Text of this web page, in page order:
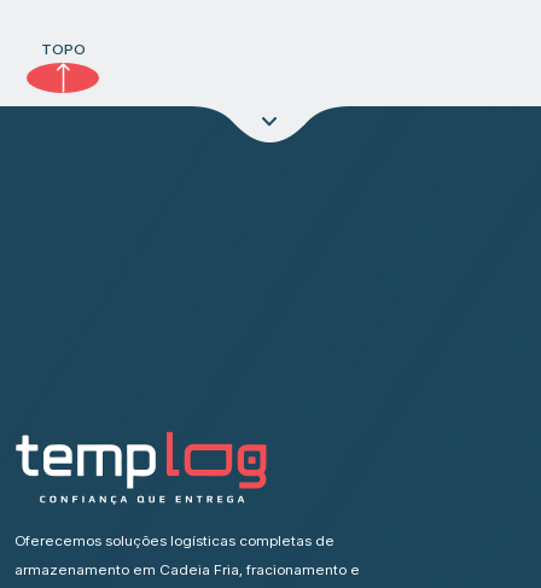
TOPO
Oferecemos soluções logísticas completas de
armazenamento em Cadeia Fria, fracionamento e